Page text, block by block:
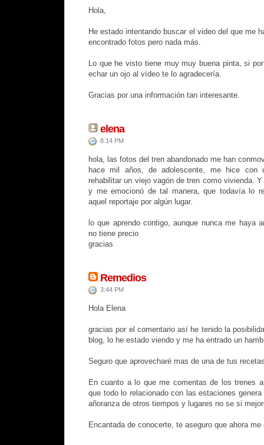
Hola,
He estado intentando buscar el video del que me
encontrado fotos pero nada más.
Lo que he visto tiene muy muy buena pinta, si
echar un ojo al vídeo te lo agradecería.
Gracias por una información tan interesante.
elena
8:14 PM
hola, las fotos del tren abandonado me han
hace mil años, de adolescente, me hice con
rehabilitar un viejo vagón de tren como vivienda.
y me emocionó de tal manera, que todavía lo
aquel reportaje por algún lugar.
lo que aprendo contigo, aunque nunca me haya
no tiene precio
gracias
Remedios
3:44 PM
Hola Elena
gracias por el comentario así he tenido la
blog, lo he estado viendo y me ha entrado un
Seguro que aprovecharé mas de una de tus
En cuanto a lo que me comentas de los trenes
que todo lo relacionado con las estaciones
añoranza de otros tiempos y lugares no se si
Encantada de conocerte, te aseguro que ahora